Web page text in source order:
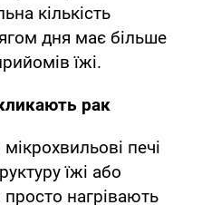
кількість
дня має більше
їжі.
рак
печі
їжі або
нагрівають